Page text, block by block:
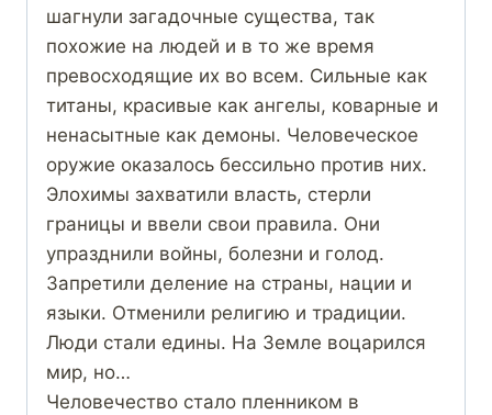
шагнули загадочные существа, так
похожие на людей и в то же время
превосходящие их во всем. Сильные как
титаны, красивые как ангелы, коварные и
ненасытные как демоны. Человеческое
оружие оказалось бессильно против них.
Элохимы захватили власть, стерли
границы и ввели свои правила. Они
упразднили войны, болезни и голод.
Запретили деление на страны, нации и
языки. Отменили религию и традиции.
Люди стали едины. На Земле воцарился
мир, но…
Человечество стало пленником в